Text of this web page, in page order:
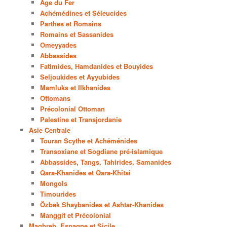
Age du Fer
Achémédines et Séleucides
Parthes et Romains
Romains et Sassanides
Omeyyades
Abbassides
Fatimides, Hamdanides et Bouyides
Seljoukides et Ayyubides
Mamluks et Ilkhanides
Ottomans
Précolonial Ottoman
Palestine et Transjordanie
Asie Centrale
Touran Scythe et Achéménides
Transoxiane et Sogdiane pré-islamique
Abbassides, Tangs, Tahirides, Samanides
Qara-Khanides et Qara-Khitai
Mongols
Timourides
Özbek Shaybanides et Ashtar-Khanides
Manggit et Précolonial